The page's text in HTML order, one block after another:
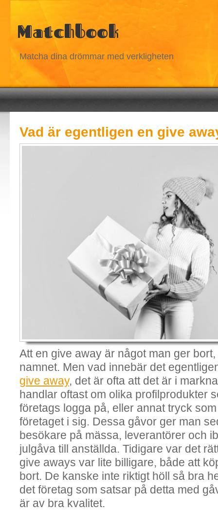
Matchbook
Matcha dina drömmar med verkligheten
Vad är egentligen en give
Att en give away är något man ger
namnet. Men vad innebär det
give away, det är ofta att det är i
handlar oftast om olika profilprodukter
företags logga på, eller annat tryck
företaget i sig. Dessa gåvor ger man
besökare på mässa, leverantörer och
julgåva till anställda. Tidigare var det
give aways var lite billigare, både att
bort. De kanske inte riktigt höll så bra
det företag som satsar på detta med
är av bra kvalitet.